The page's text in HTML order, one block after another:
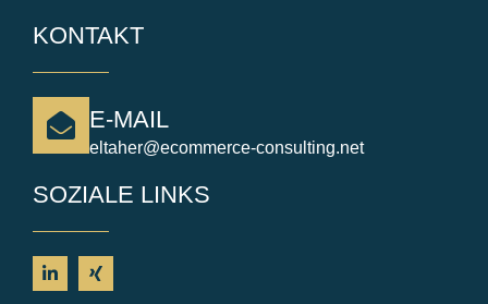
KONTAKT
E-MAIL
eltaher@ecommerce-consulting.net
SOZIALE LINKS